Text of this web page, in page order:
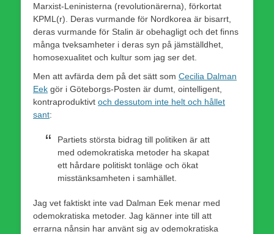
Marxist-Leninisterna (revolutionärerna), förkortat
KPML(r). Deras vurmande för Nordkorea är bisarrt,
deras vurmande för Stalin är obehagligt och det finns
många tveksamheter i deras syn på jämställdhet,
homosexualitet och kultur som jag ser det.
Men att avfärda dem på det sätt som Cecilia Dalman
Eek gör i Göteborgs-Posten är dumt, ointelligent,
kontraproduktivt och dessutom inte helt och hållet
sant:
Partiets största bidrag till politiken är att
med odemokratiska metoder ha skapat
ett hårdare politiskt tonläge och ökat
misstänksamheten i samhället.
Jag vet faktiskt inte vad Dalman Eek menar med
odemokratiska metoder. Jag känner inte till att
errarna nånsin har använt sig av odemokratiska